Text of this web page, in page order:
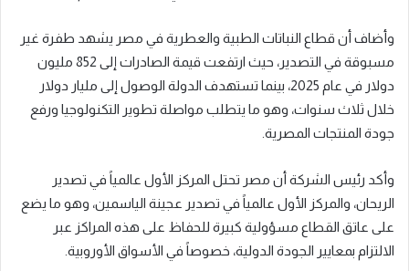
وأضاف أن قطاع النباتات الطبية والعطرية في مصر يشهد طفرة غير
مسبوقة في التصدير، حيث ارتفعت قيمة الصادرات إلى 852 مليون
دولار في عام 2025، بينما تستهدف الدولة الوصول إلى مليار دولار
خلال ثلاث سنوات، وهو ما يتطلب مواصلة تطوير التكنولوجيا ورفع
جودة المنتجات المصرية.
وأكد رئيس الشركة أن مصر تحتل المركز الأول عالمياً في تصدير
الريحان، والمركز الأول عالمياً في تصدير عجينة الياسمين، وهو ما يضع
على عاتق القطاع مسؤولية كبيرة للحفاظ على هذه المراكز عبر
الالتزام بمعايير الجودة الدولية، خصوصاً في الأسواق الأوروبية.